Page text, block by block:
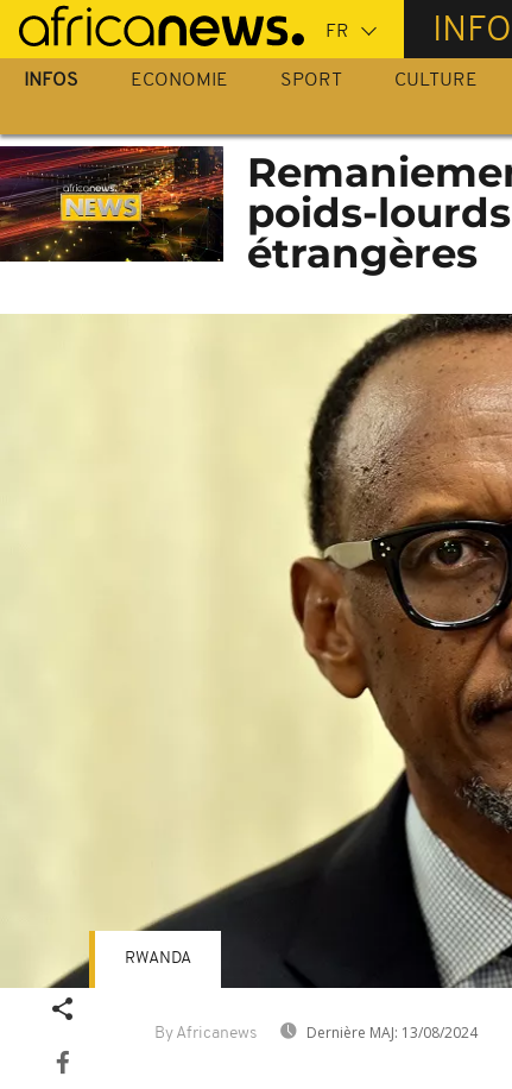
Passer
au
contenu
INFOS ECONOMIE SPORT CULTURE
poids-
étrangères
By Africanews Dernière MAJ: 13/08/2024
RWANDA